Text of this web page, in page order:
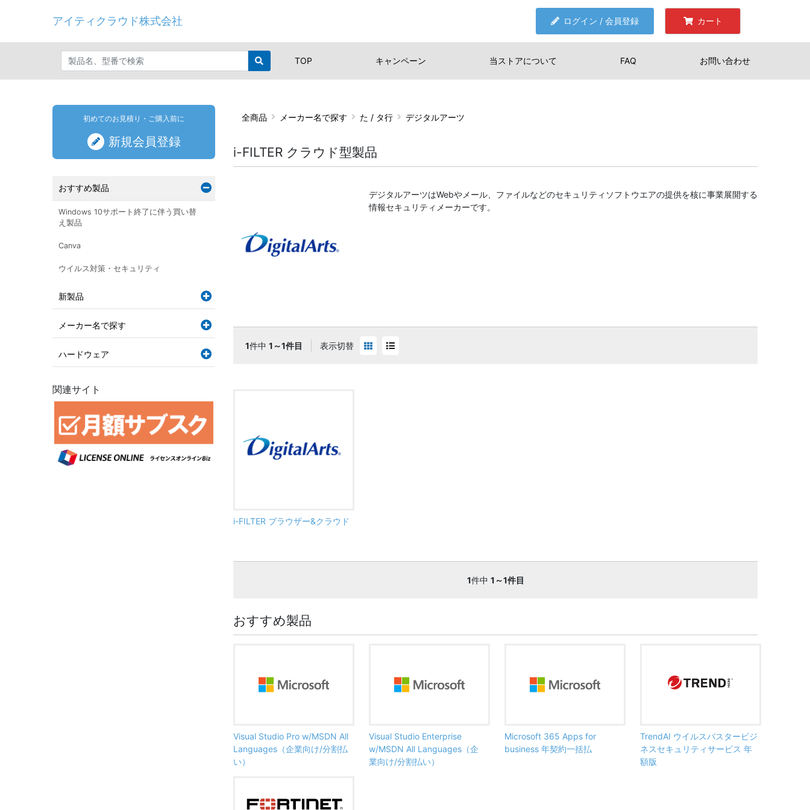
アイティクラウド株式会社 ログイン / 会員登録 カート
TOP キャンペーン 当ストアについて FAQ お問い合わせ
全商品 メーカー名で探す た / タ行 デジタルアーツ
i-FILTER クラウド型製品
デジタルアーツはWebやメール、ファイルなどのセキュリティソフトウエアの提供を核に事業展開する
情報セキュリティメーカーです。
1件中 1～1件目 表示切替
i-FILTER ブラウザー&クラウド
1件中 1～1件目
おすすめ製品
Visual Studio Pro w/MSDN All
Languages（企業向け/分割払
い）
Visual Studio Enterprise
w/MSDN All Languages（企
業向け/分割払い）
Microsoft 365 Apps for
business 年契約一括払
TrendAI ウイルスバスタービジ
ネスセキュリティサービス 年
額版
初めてのお見積り・ご購入前に
新規会員登録
おすすめ製品
Windows 10サポート終了に伴う買い替
え製品
Canva
ウイルス対策・セキュリティ
新製品
メーカー名で探す
ハードウェア
関連サイト